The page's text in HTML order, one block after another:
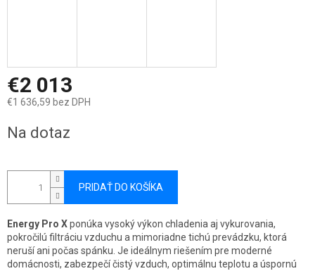
€2 013
€1 636,59 bez DPH
cena:
Na dotaz
PRIDAŤ DO KOŠÍKA
Energy Pro Xponúka vysoký výkon chladenia aj vykurovania,
pokročilú filtráciu vzduchu a mimoriadne tichú prevádzku, ktorá
neruší ani počas spánku. Je ideálnym riešením pre moderné
domácnosti, zabezpečí čistý vzduch, optimálnu teplotu a úspornú